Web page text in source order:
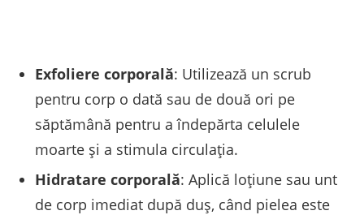
Exfoliere corporală: Utilizează un scrub
pentru corp o dată sau de două ori pe
săptămână pentru a îndepărta celulele
moarte și a stimula circulația.
Hidratare corporală: Aplică loțiune sau unt
de corp imediat după duș, când pielea este